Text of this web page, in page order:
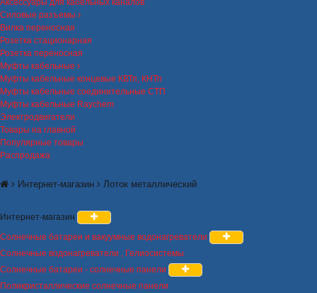
Аксессуары для кабельных каналов
Силовые разъемы
Вилка переносная
Розетка стационарная
Розетка переносная
Муфты кабельные
Муфты кабельные концевые КВТп, КНТп
Муфты кабельные соединительные СТП
Муфты кабельные Raychem
Электродвигатели
Товары на главной
Популярные товары
Распродажа
Интернет-магазин Лоток металлический
Интернет-магазин
Солнечные батареи и вакуумные водонагреватели
Солнечные водонагреватели , Гелиосистемы
Солнечные батареи - солнечные панели
Поликристаллические солнечные панели